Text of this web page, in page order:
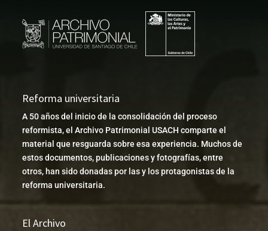
Reforma universitaria
A 50 años del inicio de la consolidación del proceso
reformista, el Archivo Patrimonial USACH comparte el
material que resguarda sobre esa experiencia. Muchos de
estos documentos, publicaciones y fotografías, entre
otros, han sido donadas por las y los protagonistas de la
reforma universitaria.
El Archivo